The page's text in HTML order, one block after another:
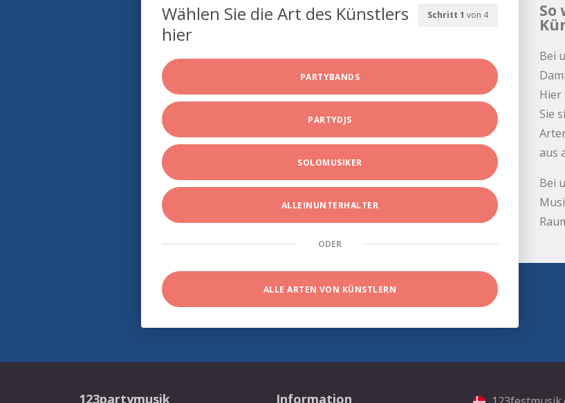
Schritt 1 von 4
Wählen Sie die Art des Künstlers
hier
PARTYBANDS
PARTYDJS
SOLOMUSIKER
ALLEINUNTERHALTER
ODER
ALLE ARTEN VON KÜNSTLERN
So
Bei
Hier
Sie
aus
Bei
123partymusik Information